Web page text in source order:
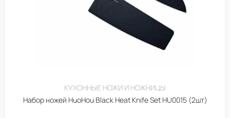
КУХОННЫЕ НОЖИ И НОЖНИЦЫ
Набор ножей HuoHou Black Heat Knife Set HU0015 (2шт)